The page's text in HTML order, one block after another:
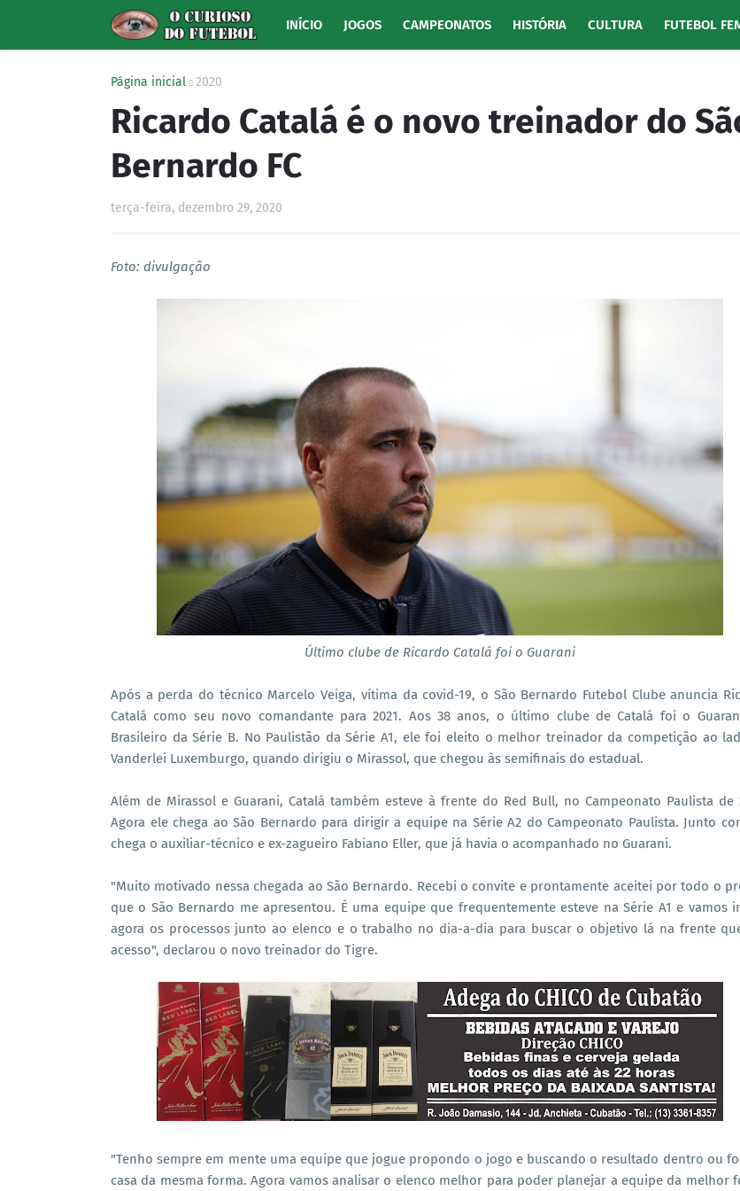
INÍCIO JOGOS CAMPEONATOS HISTÓRIA CULTURA FUTEBOL
Página inicial 2020
Ricardo Catalá é o novo treinador do
Bernardo FC
terça-feira, dezembro 29, 2020
Foto: divulgação
Último clube de Ricardo Catalá foi o Guarani
Após a perda do técnico Marcelo Veiga, vítima da covid-19, o São Bernardo Futebol Clube anuncia
Catalá como seu novo comandante para 2021. Aos 38 anos, o último clube de Catalá foi o
Brasileiro da Série B. No Paulistão da Série A1, ele foi eleito o melhor treinador da competição ao
Vanderlei Luxemburgo, quando dirigiu o Mirassol, que chegou às semifinais do estadual.
Além de Mirassol e Guarani, Catalá também esteve à frente do Red Bull, no Campeonato Paulista de
Agora ele chega ao São Bernardo para dirigir a equipe na Série A2 do Campeonato Paulista. Junto
chega o auxiliar-técnico e ex-zagueiro Fabiano Eller, que já havia o acompanhado no Guarani.
"Muito motivado nessa chegada ao São Bernardo. Recebi o convite e prontamente aceitei por todo o
que o São Bernardo me apresentou. É uma equipe que frequentemente esteve na Série A1 e vamos
agora os processos junto ao elenco e o trabalho no dia-a-dia para buscar o objetivo lá na frente
acesso", declarou o novo treinador do Tigre.
"Tenho sempre em mente uma equipe que jogue propondo o jogo e buscando o resultado dentro ou
casa da mesma forma. Agora vamos analisar o elenco melhor para poder planejar a equipe da melhor